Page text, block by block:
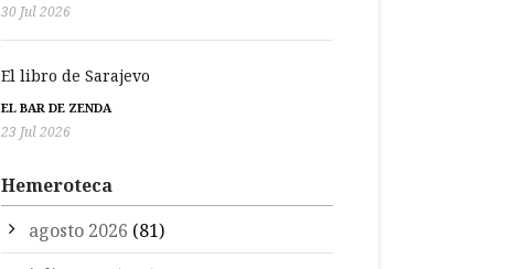
30 Jul 2026
El libro de Sarajevo
EL BAR DE ZENDA
23 Jul 2026
Hemeroteca
agosto 2026 (81)